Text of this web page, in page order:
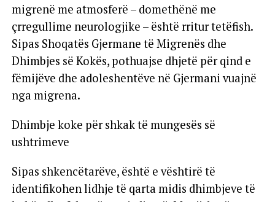
migrenë me atmosferë – domethënë me
çrregullime neurologjike – është rritur tetëfish.
Sipas Shoqatës Gjermane të Migrenës dhe
Dhimbjes së Kokës, pothuajse dhjetë për qind e
fëmijëve dhe adoleshentëve në Gjermani vuajnë
nga migrena.
Dhimbje koke për shkak të mungesës së
ushtrimeve
Sipas shkencëtarëve, është e vështirë të
identifikohen lidhje të qarta midis dhimbjeve të